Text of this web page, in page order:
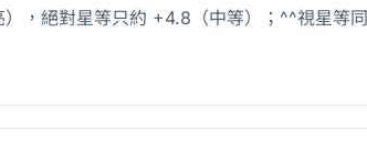
，絕對星等只約 +4.8（中等）；^^視星等